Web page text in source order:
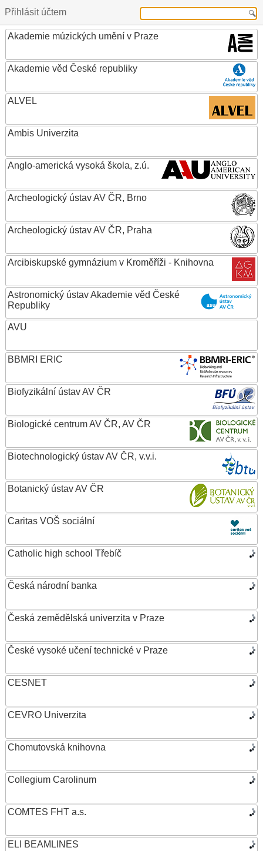
Přihlásit účtem
Akademie múzických umění v Praze
Akademie věd České republiky
ALVEL
Ambis Univerzita
Anglo-americká vysoká škola, z.ú.
Archeologický ústav AV ČR, Brno
Archeologický ústav AV ČR, Praha
Arcibiskupské gymnázium v Kroměříži - Knihovna
Astronomický ústav Akademie věd České
Republiky
AVU
BBMRI ERIC
Biofyzikální ústav AV ČR
Biologické centrum AV ČR, AV ČR
Biotechnologický ústav AV ČR, v.v.i.
Botanický ústav AV ČR
Caritas VOŠ sociální
Catholic high school Třebíč
Česká národní banka
Česká zemědělská univerzita v Praze
České vysoké učení technické v Praze
CESNET
CEVRO Univerzita
Chomutovská knihovna
Collegium Carolinum
COMTES FHT a.s.
ELI BEAMLINES